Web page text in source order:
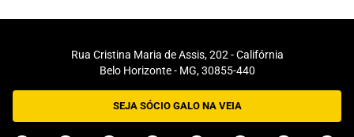
Rua Cristina Maria de Assis, 202 - Califórnia
Belo Horizonte - MG, 30855-440
SEJA SÓCIO GALO NA VEIA